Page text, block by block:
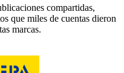
compartidas,
que miles de cuentas dieron
marcas.